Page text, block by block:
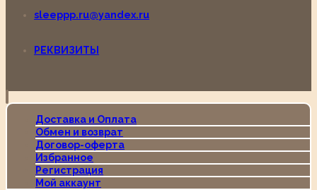
sleeppp.ru@yandex.ru
РЕКВИЗИТЫ
Доставка и Оплата
Обмен и возврат
Договор-оферта
Избранное
Регистрация
Мой аккаунт